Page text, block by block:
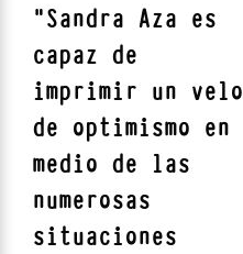
"Sandra Aza es
capaz de
imprimir un velo
de optimismo en
medio de las
numerosas
situaciones